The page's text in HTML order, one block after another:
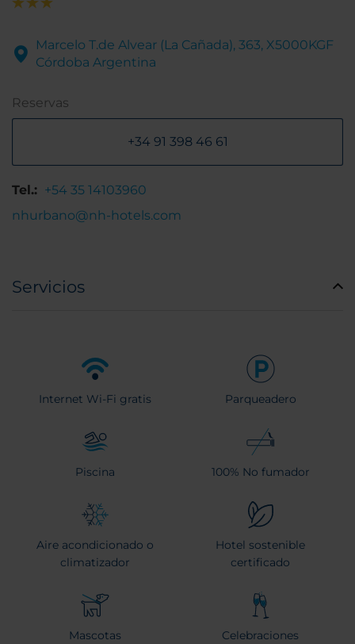
Marcelo T.de Alvear (La Cañada), 363, X5000KGF
Córdoba Argentina
Reservas
+34 91 398 46 61
Tel.: +54 35 14103960
nhurbano@nh-hotels.com
Servicios
Internet Wi-Fi gratis Parqueadero
Piscina 100% No fumador
Aire acondicionado o
climatizador
Hotel sostenible
certificado
Mascotas Celebraciones